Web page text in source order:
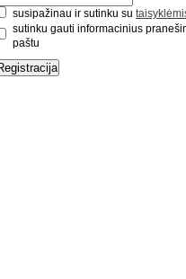
susipažinau ir sutinku su
sutinku gauti informacinius
paštu